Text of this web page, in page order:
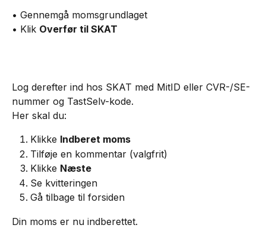
• Gennemgå momsgrundlaget
• Klik Overfør til SKAT
Log derefter ind hos SKAT med MitID eller CVR-/SE-
nummer og TastSelv-kode.
Her skal du:
Klikke Indberet moms
Tilføje en kommentar (valgfrit)
Klikke Næste
Se kvitteringen
Gå tilbage til forsiden
Din moms er nu indberettet.